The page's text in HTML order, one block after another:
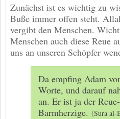
Zunächst ist es wichtig zu
Buße immer offen steht.
vergibt den Menschen.
Menschen auch diese Reue
uns an unseren Schöpfer
Da empfing Adam
Worte, und darauf
an. Er ist ja der
Barmherzige. (Sura al-